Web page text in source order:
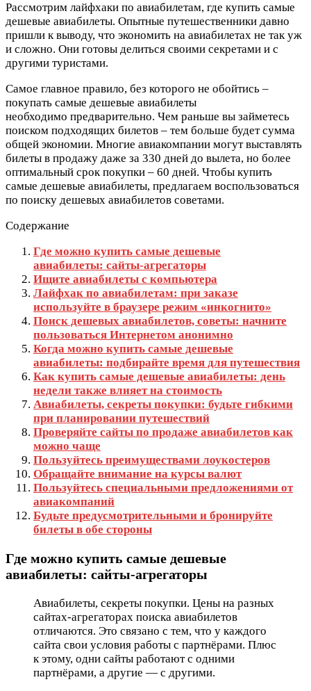
Рассмотрим лайфхаки по авиабилетам, где купить самые
дешевые авиабилеты. Опытные путешественники давно
пришли к выводу, что экономить на авиабилетах не так уж
и сложно. Они готовы делиться своими секретами и с
другими туристами.
Самое главное правило, без которого не обойтись –
покупать самые дешевые авиабилеты
необходимо предварительно. Чем раньше вы займетесь
поиском подходящих билетов – тем больше будет сумма
общей экономии. Многие авиакомпании могут выставлять
билеты в продажу даже за 330 дней до вылета, но более
оптимальный срок покупки – 60 дней. Чтобы купить
самые дешевые авиабилеты, предлагаем воспользоваться
по поиску дешевых авиабилетов советами.
Содержание
Где можно купить самые дешевые
авиабилеты: сайты-агрегаторы
Ищите авиабилеты с компьютера
Лайфхак по авиабилетам: при заказе
используйте в браузере режим «инкогнито»
Поиск дешевых авиабилетов, советы: начните
пользоваться Интернетом анонимно
Когда можно купить самые дешевые
авиабилеты: подбирайте время для путешествия
Как купить самые дешевые авиабилеты: день
недели также влияет на стоимость
Авиабилеты, секреты покупки: будьте гибкими
при планировании путешествий
Проверяйте сайты по продаже авиабилетов как
можно чаще
Пользуйтесь преимуществами лоукостеров
Обращайте внимание на курсы валют
Пользуйтесь специальными предложениями от
авиакомпаний
Будьте предусмотрительными и бронируйте
билеты в обе стороны
Где можно купить самые дешевые
авиабилеты: сайты-агрегаторы
Авиабилеты, секреты покупки. Цены на разных
сайтах-агрегаторах поиска авиабилетов
отличаются. Это связано с тем, что у каждого
сайта свои условия работы с партнёрами. Плюс
к этому, одни сайты работают с одними
партнёрами, а другие — с другими.